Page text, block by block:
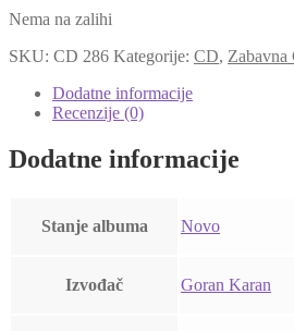
Nema na zalihi
SKU: CD 286 Kategorije: CD, Zabavna
Dodatne informacije
Recenzije (0)
Dodatne informacije
Stanje albuma Novo
Izvođač Goran Karan